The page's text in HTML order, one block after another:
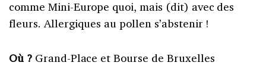
comme Mini-Europe quoi, mais (dit) avec des
fleurs. Allergiques au pollen s’abstenir !
Où ?Grand-Place et Bourse de Bruxelles